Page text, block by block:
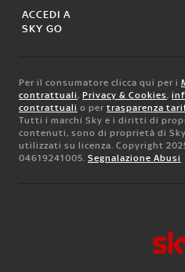
ACCEDI A
SKY GO
Per il consumatore clicca qui per i
contrattuali, Privacy & Cookies,
contrattuali o per trasparenza
Tutti i marchi Sky e i diritti di
contenuti, sono di proprietà di
utilizzati su licenza. Copyright
04619241005. Segnalazione Abusi